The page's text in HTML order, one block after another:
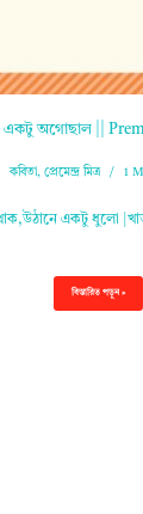
একটু অগোছাল ||
কবিতা, প্রেমেন্দ্র মিত্র 1
একটু ধুলো
বিস্তারিত পড়ুন »